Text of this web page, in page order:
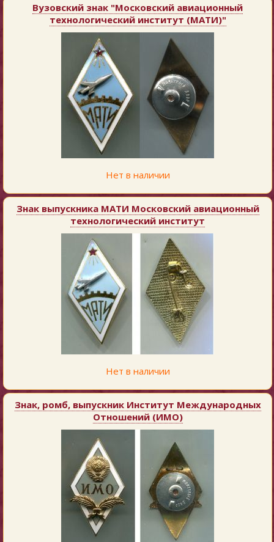
Вузовский знак "Московский авиационный
технологический институт (МАТИ)"
Нет в наличии
Знак выпускника МАТИ Московский авиационный
технологический институт
Нет в наличии
Знак, ромб, выпускник Институт Международных
Отношений (ИМО)